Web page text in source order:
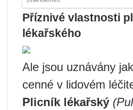
Příznivé vlastnosti
lékařského
Ale jsou uznávány
cenné v lidovém
Plicník lékařský